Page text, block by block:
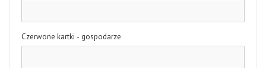
Czerwone kartki - gospodarze